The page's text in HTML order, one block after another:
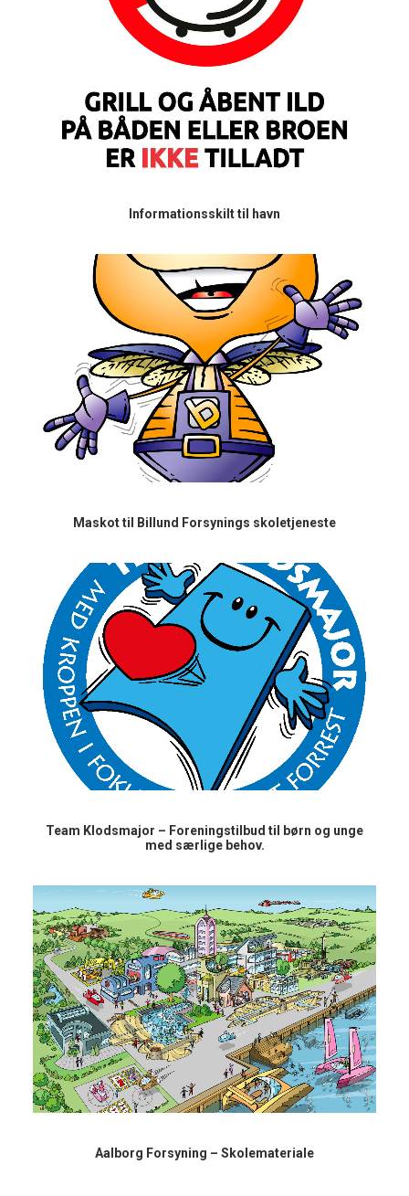
Informationsskilt til havn
Maskot til Billund Forsynings skoletjeneste
Team Klodsmajor – Foreningstilbud til børn og unge
med særlige behov.
Aalborg Forsyning – Skolemateriale